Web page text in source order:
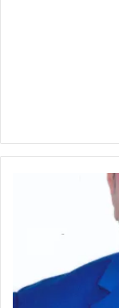
العالمية
ويتحدث في
البستكي رئيس